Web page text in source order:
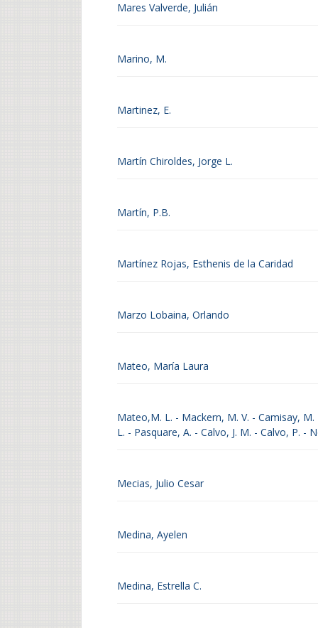
Mares Valverde, Julián
Marino, M.
Martinez, E.
Martín Chiroldes, Jorge L.
Martín, P.B.
Martínez Rojas, Esthenis de la Caridad
Marzo Lobaina, Orlando
Mateo, María Laura
Mateo,M. L. - Mackern, M. V. - Camisay,
L. - Pasquare, A. - Calvo, J. M. - Calvo, P. -
Mecias, Julio Cesar
Medina, Ayelen
Medina, Estrella C.